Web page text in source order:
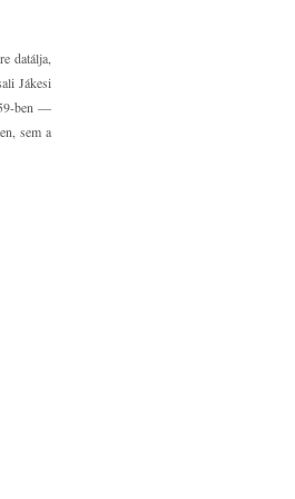
datálja,
Jákesi
ben ―
sem a